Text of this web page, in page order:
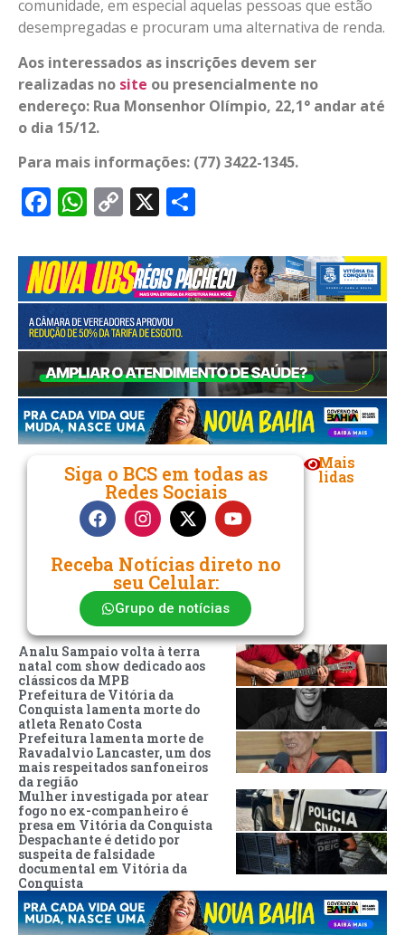
comunidade, em especial aquelas pessoas que estão
desempregadas e procuram uma alternativa de renda.
Aos interessados as inscrições devem ser
realizadas no site ou presencialmente no
endereço: Rua Monsenhor Olímpio, 22,1° andar até
o dia 15/12.
Para mais informações: (77) 3422-1345.
Facebook
WhatsApp
Copy
X
Siga o BCS em todas as
Redes Sociais
Receba Notícias direto no
seu Celular:
Grupo de notícias
Mais
lidas
Analu Sampaio volta à terra
natal com show dedicado aos
clássicos da MPB
Prefeitura de Vitória da
Conquista lamenta morte do
atleta Renato Costa
Prefeitura lamenta morte de
Ravadalvio Lancaster, um dos
mais respeitados sanfoneiros
da região
Mulher investigada por atear
fogo no ex-companheiro é
presa em Vitória da Conquista
Despachante é detido por
suspeita de falsidade
documental em Vitória da
Conquista